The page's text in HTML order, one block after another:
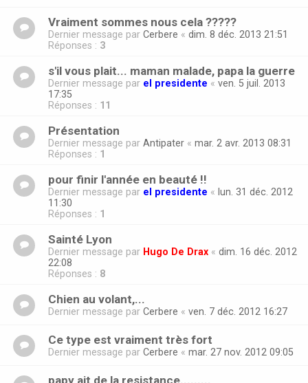
Vraiment sommes nous cela ?????
Dernier message par Cerbere « dim. 8 déc. 2013 21:51
Réponses : 3
s'il vous plait... maman malade, papa la guerre
Dernier message par el presidente « ven. 5 juil. 2013
17:35
Réponses : 11
Présentation
Dernier message par Antipater « mar. 2 avr. 2013 08:31
Réponses : 1
pour finir l'année en beauté !!
Dernier message par el presidente « lun. 31 déc. 2012
11:30
Réponses : 1
Sainté Lyon
Dernier message par Hugo De Drax « dim. 16 déc. 2012
22:08
Réponses : 8
Chien au volant,...
Dernier message par Cerbere « ven. 7 déc. 2012 16:27
Ce type est vraiment très fort
Dernier message par Cerbere « mar. 27 nov. 2012 09:05